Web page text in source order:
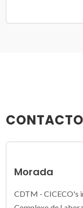
Morada
CDTM - CICECO's